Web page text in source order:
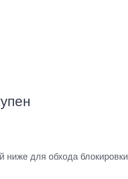
ниже для обхода блокировки